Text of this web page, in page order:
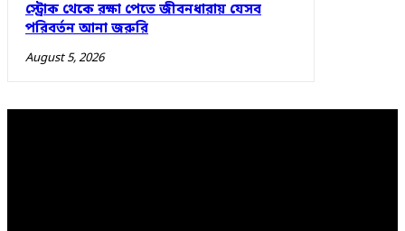
স্ট্রোক থেকে রক্ষা পেতে জীবনধারায় যেসব
পরিবর্তন আনা জরুরি
August 5, 2026